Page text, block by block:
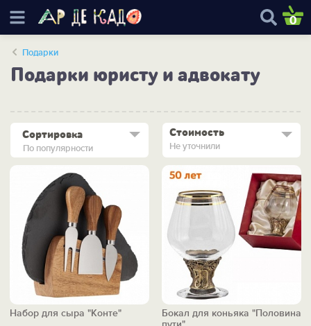
0
Подарки
Подарки юристу и адвокату
По популярности
Сортировка Стоимость
Не уточнили
Набор для сыра "Конте"
Бокал для коньяка "Половина